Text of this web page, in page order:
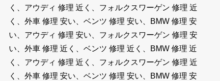
く、アウディ 修理 近く、フォルクスワーゲン 修理 近
く、外車 修理 安い、ベンツ 修理 安い、BMW 修理 安
い、アウディ 修理 安い、フォルクスワーゲン 修理 安
い、外車 修理 近く、ベンツ 修理 近く、BMW 修理 近
く、アウディ 修理 近く、フォルクスワーゲン 修理 近
く、外車 修理 安い、ベンツ 修理 安い、BMW 修理 安